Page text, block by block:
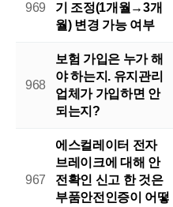
969
기 조정(1개월→3개
월) 변경 가능 여부
968
보험 가입은 누가 해
야 하는지. 유지관리
업체가 가입하면 안
되는지?
967
에스컬레이터 전자
브레이크에 대해 안
전확인 신고 한 것은
부품안전인증이 어떻